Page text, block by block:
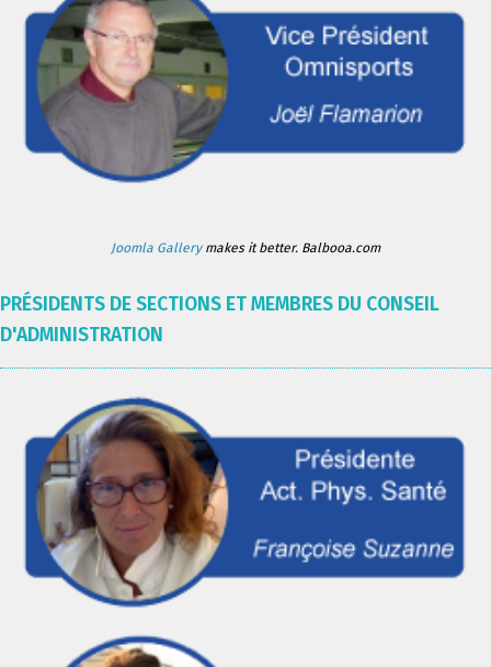
Joomla Gallerymakes it better. Balbooa.com
PRÉSIDENTS DE SECTIONS ET MEMBRES DU CONSEIL
D'ADMINISTRATION